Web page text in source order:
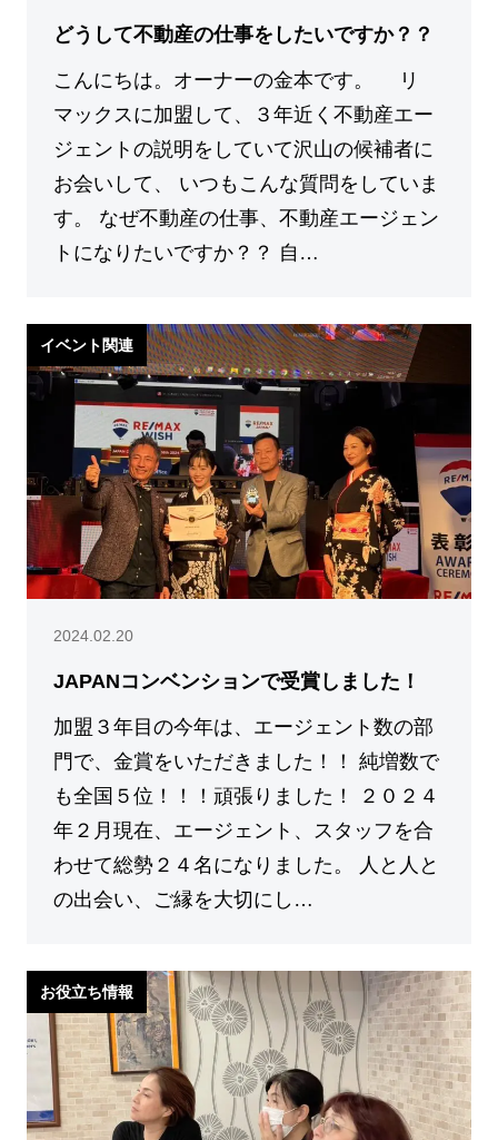
どうして不動産の仕事をしたいですか？？
こんにちは。オーナーの金本です。 リ
マックスに加盟して、３年近く不動産エー
ジェントの説明をしていて沢山の候補者に
お会いして、 いつもこんな質問をしていま
す。 なぜ不動産の仕事、不動産エージェン
トになりたいですか？？ 自…
2024.02.20
JAPANコンベンションで受賞しました！
加盟３年目の今年は、エージェント数の部
門で、金賞をいただきました！！ 純増数で
も全国５位！！！頑張りました！ ２０２４
年２月現在、エージェント、スタッフを合
わせて総勢２４名になりました。 人と人と
の出会い、ご縁を大切にし…
イベント関連
お役立ち情報